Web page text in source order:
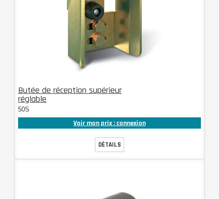
Butée de réception supérieur
réglable
50S
Voir mon prix : connexion
DÉTAILS